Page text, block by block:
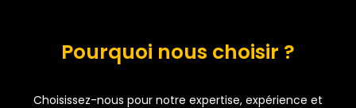
Pourquoi nous choisir ?
Choisissez-nous pour notre expertise, expérience et